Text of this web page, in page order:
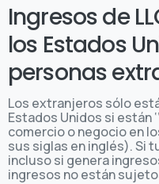
Ingresos de
los Estados
personas
Los extranjeros sólo
Estados Unidos si están
comercio o negocio en
sus siglas en inglés). Si
incluso si genera
ingresos no están